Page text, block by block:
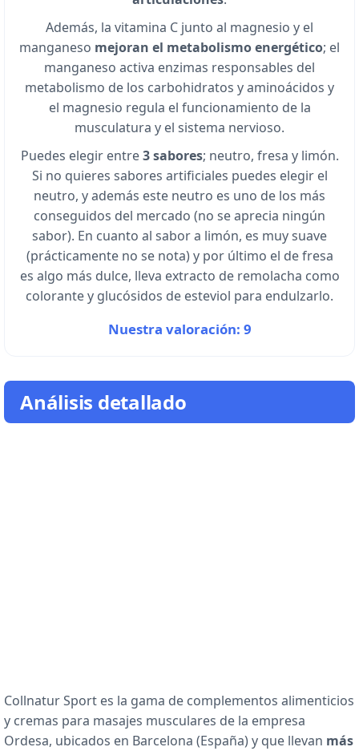
Además, la vitamina C junto al magnesio y el
manganeso mejoran el metabolismo energético; el
manganeso activa enzimas responsables del
metabolismo de los carbohidratos y aminoácidos y
el magnesio regula el funcionamiento de la
musculatura y el sistema nervioso.
Puedes elegir entre3 sabores; neutro, fresa y limón.
Si no quieres sabores artificiales puedes elegir el
neutro, y además este neutro es uno de los más
conseguidos del mercado (no se aprecia ningún
sabor). En cuanto al sabor a limón, es muy suave
(prácticamente no se nota) y por último el de fresa
es algo más dulce, lleva extracto de remolacha como
colorante y glucósidos de esteviol para endulzarlo.
Nuestra valoración: 9
Análisis detallado
Collnatur Sport es la gama de complementos alimenticios
y cremas para masajes musculares de la empresa
Ordesa, ubicados en Barcelona (España) y que llevan más